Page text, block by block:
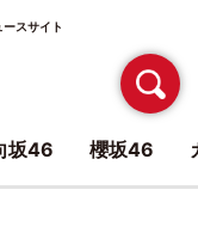
スサイト
坂46 櫻坂46